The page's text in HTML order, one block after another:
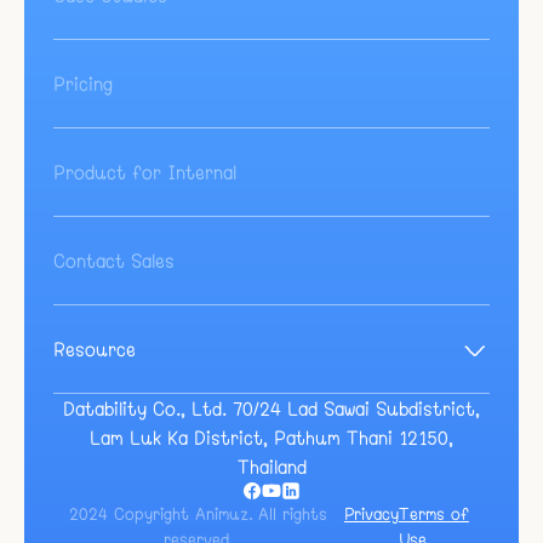
Pricing
Product for Internal
Contact Sales
Resource
Guide
Event
Datability Co., Ltd. 70/24 Lad Sawai Subdistrict,
Lam Luk Ka District, Pathum Thani 12150,
Thailand
2024 Copyright Animuz. All rights
PrivacyTerms of